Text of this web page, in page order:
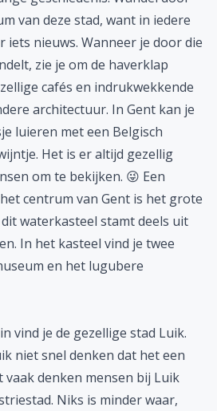
van deze stad, want in iedere
iets nieuws. Wanneer je door die
zie je om de haverklap
cafés en indrukwekkende
architectuur. In Gent kan je
luieren met een Belgisch
Het is er altijd gezellig
om te bekijken. 😜 Een
centrum van Gent is het grote
waterkasteel stamt deels uit
In het kasteel vind je twee
en het lugubere
vind je de gezellige stad Luik.
niet snel denken dat het een
vaak denken mensen bij Luik
Niks is minder waar,